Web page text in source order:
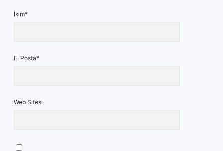
İsim*
E-Posta*
Web Sitesi